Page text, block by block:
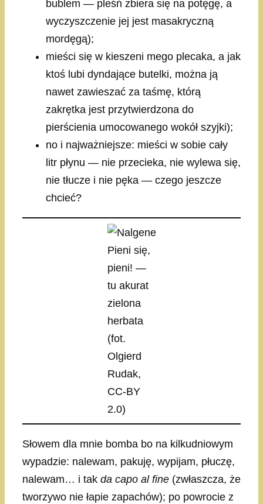
bublem — pleśń zbiera się na potęgę, a
wyczyszczenie jej jest masakryczną
mordęgą);
mieści się w kieszeni mego plecaka, a jak
ktoś lubi dyndające butelki, można ją
nawet zawieszać za taśmę, którą
zakrętka jest przytwierdzona do
pierścienia umocowanego wokół szyjki);
no i najważniejsze: mieści w sobie cały
litr płynu — nie przecieka, nie wylewa się,
nie tłucze i nie pęka — czego jeszcze
chcieć?
Pieni się,
pieni! —
tu akurat
zielona
herbata
(fot.
Olgierd
Rudak,
CC-BY
2.0)
Słowem dla mnie bomba bo na kilkudniowym
wypadzie: nalewam, pakuję, wypijam, płuczę,
nalewam… i tak da capo al fine (zwłaszcza, że
tworzywo nie łapie zapachów); po powrocie z